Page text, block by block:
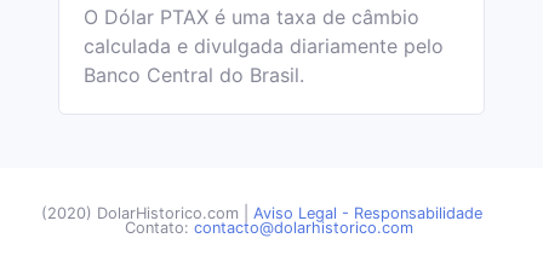
O Dólar PTAX é uma taxa de câmbio
calculada e divulgada diariamente pelo
Banco Central do Brasil.
(2020) DolarHistorico.com
Aviso Legal - Responsabilidade
Contato: contacto@dolarhistorico.com